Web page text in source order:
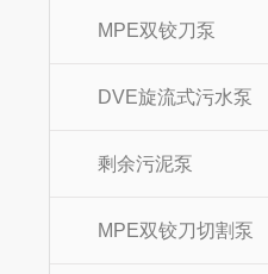
MPE双铰刀泵
DVE旋流式污水泵
剩余污泥泵
MPE双铰刀切割泵